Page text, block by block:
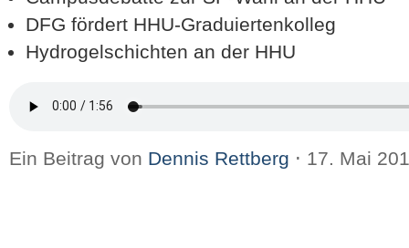
DFG fördert HHU-Graduiertenkolleg
Hydrogelschichten an der HHU
Ein Beitrag von Dennis Rettberg ⋅ 17. Mai